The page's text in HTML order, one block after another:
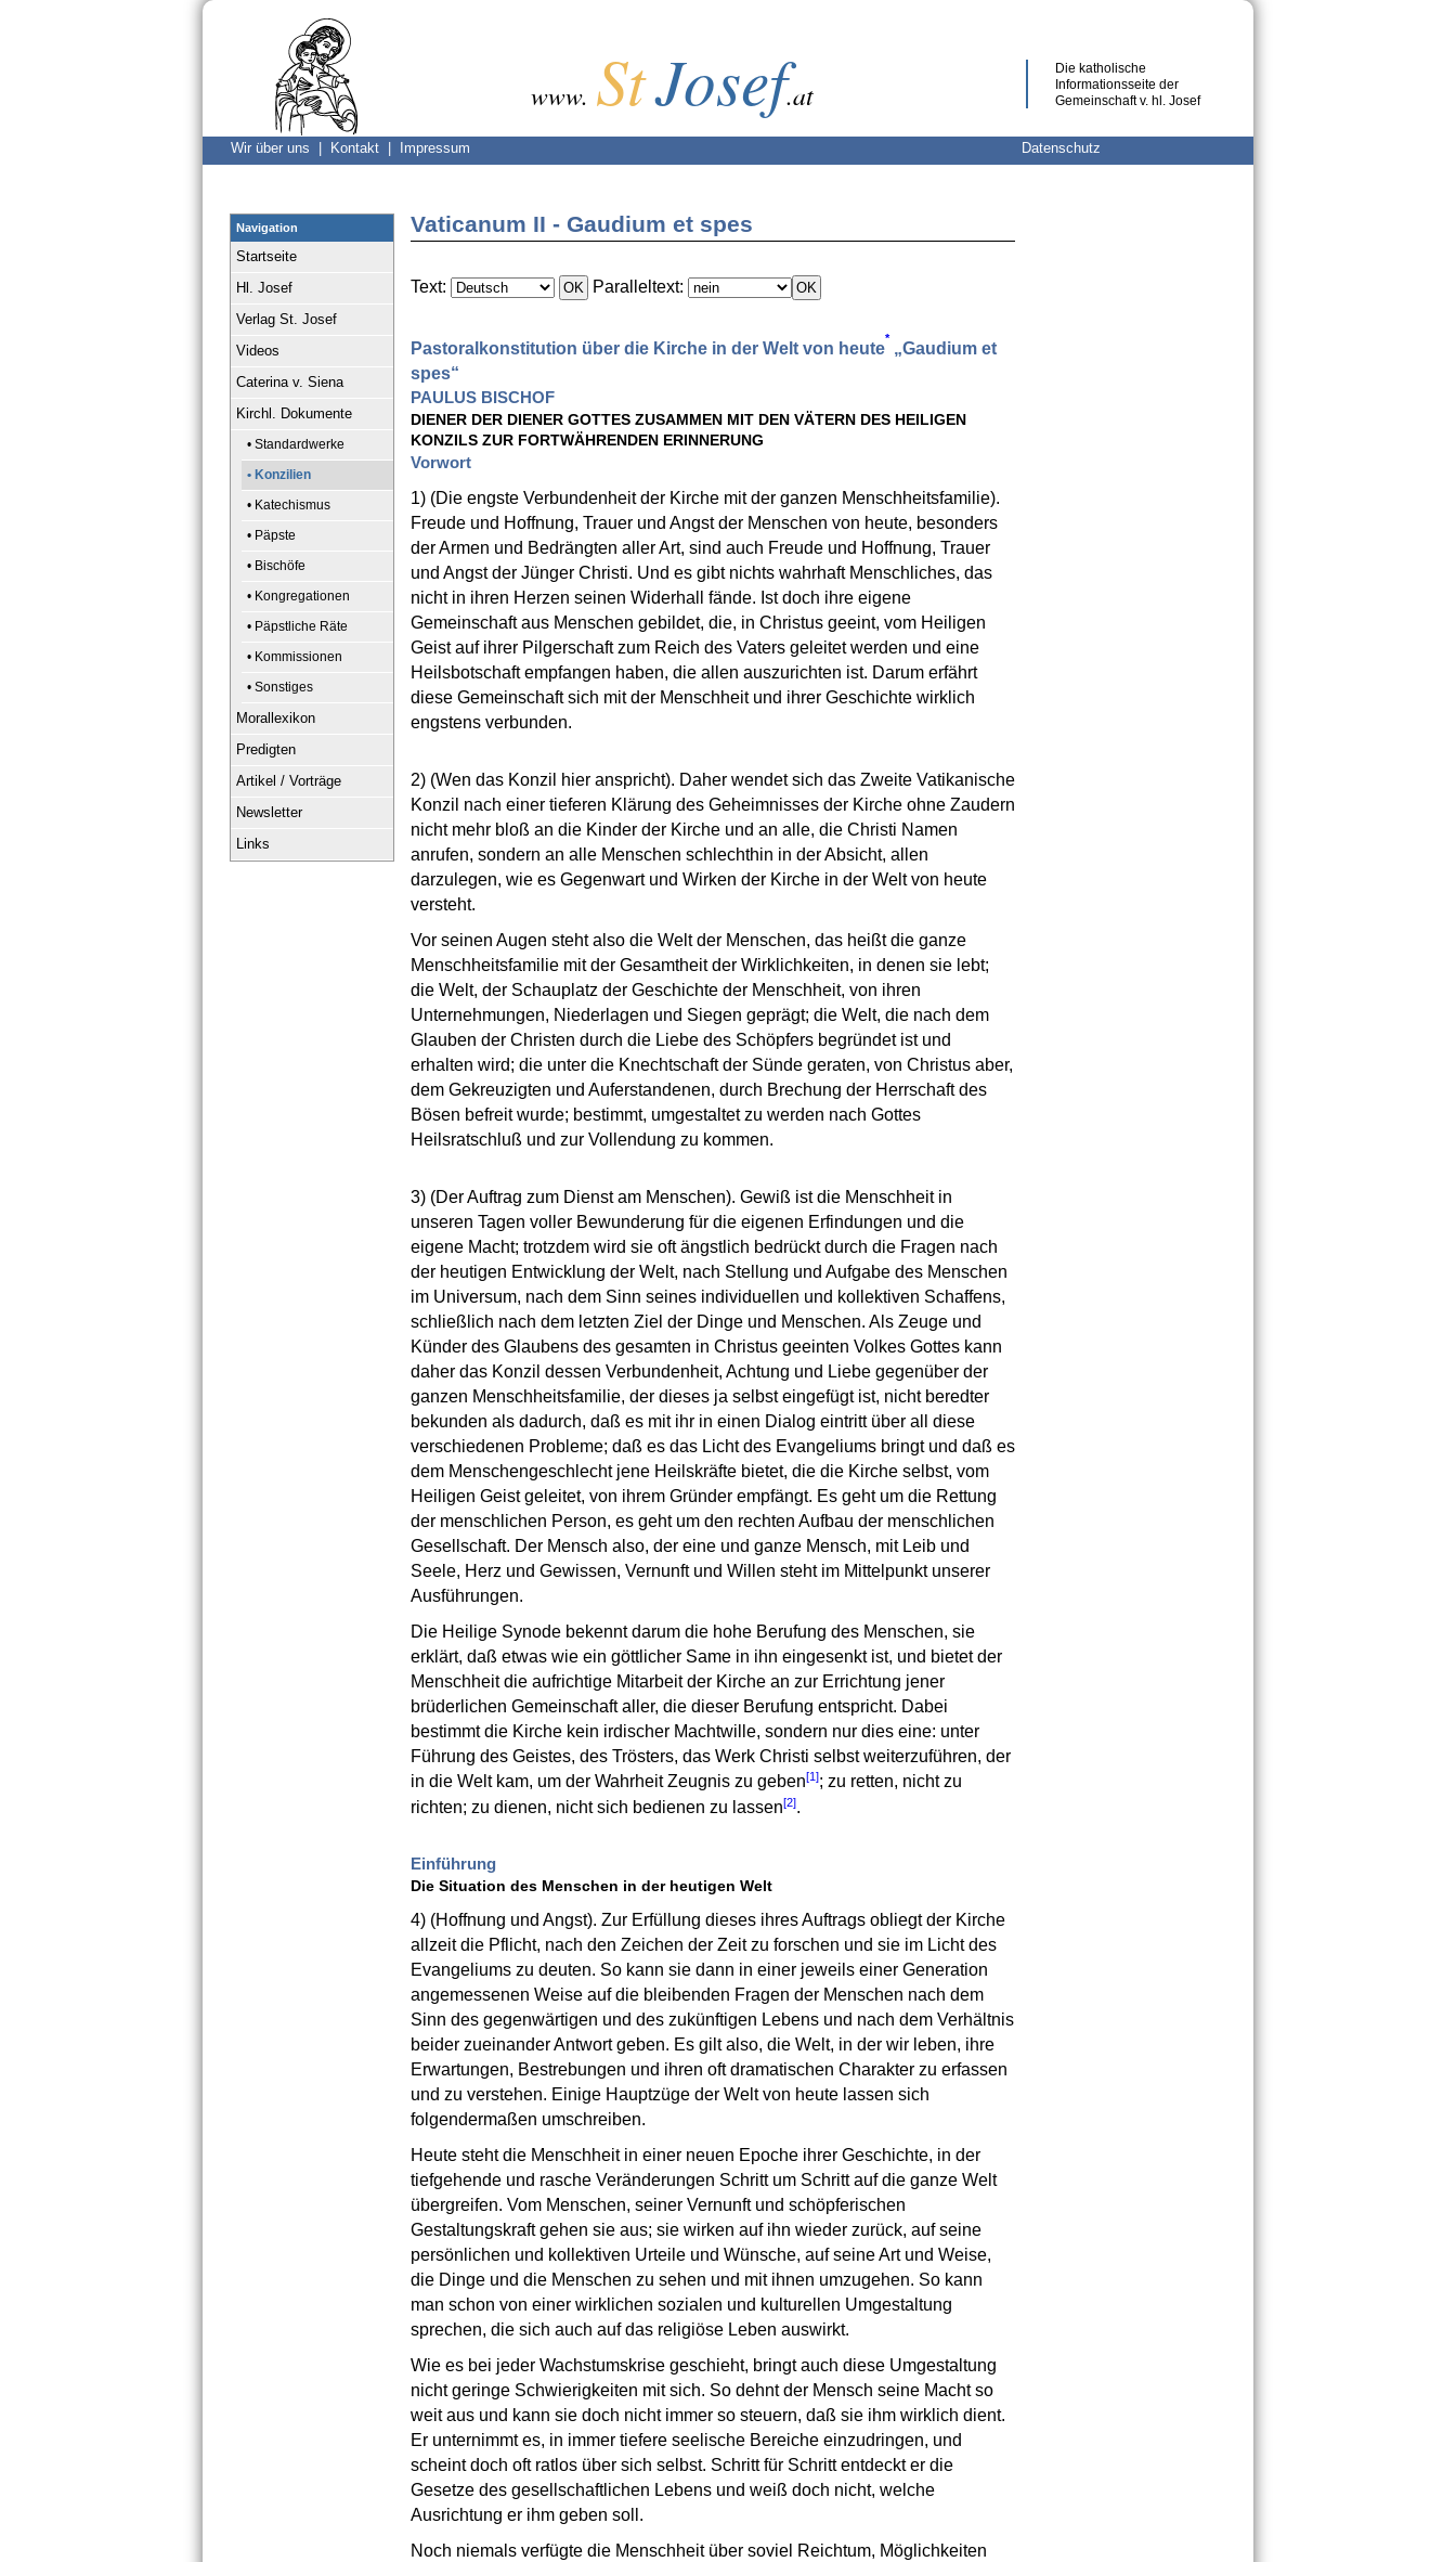
www. StJosef.at
Die katholische
Informationsseite der
Gemeinschaft v. hl. Josef
Wir über uns | Kontakt | Impressum Datenschutz
Navigation
Startseite
Hl. Josef
Verlag St. Josef
Videos
Caterina v. Siena
Kirchl. Dokumente
• Standardwerke
• Konzilien
• Katechismus
• Päpste
• Bischöfe
• Kongregationen
• Päpstliche Räte
• Kommissionen
• Sonstiges
Morallexikon
Predigten
Artikel / Vorträge
Newsletter
Links
Vaticanum II - Gaudium et spes
Text: Paralleltext:
Pastoralkonstitution über die Kirche in der Welt von heute
*
„Gaudium et
spes“
PAULUS BISCHOF
DIENER DER DIENER GOTTES ZUSAMMEN MIT DEN VÄTERN DES HEILIGEN
KONZILS ZUR FORTWÄHRENDEN ERINNERUNG
Vorwort
1) (Die engste Verbundenheit der Kirche mit der ganzen Menschheitsfamilie).
Freude und Hoffnung, Trauer und Angst der Menschen von heute, besonders
der Armen und Bedrängten aller Art, sind auch Freude und Hoffnung, Trauer
und Angst der Jünger Christi. Und es gibt nichts wahrhaft Menschliches, das
nicht in ihren Herzen seinen Widerhall fände. Ist doch ihre eigene
Gemeinschaft aus Menschen gebildet, die, in Christus geeint, vom Heiligen
Geist auf ihrer Pilgerschaft zum Reich des Vaters geleitet werden und eine
Heilsbotschaft empfangen haben, die allen auszurichten ist. Darum erfährt
diese Gemeinschaft sich mit der Menschheit und ihrer Geschichte wirklich
engstens verbunden.
2) (Wen das Konzil hier anspricht). Daher wendet sich das Zweite Vatikanische
Konzil nach einer tieferen Klärung des Geheimnisses der Kirche ohne Zaudern
nicht mehr bloß an die Kinder der Kirche und an alle, die Christi Namen
anrufen, sondern an alle Menschen schlechthin in der Absicht, allen
darzulegen, wie es Gegenwart und Wirken der Kirche in der Welt von heute
versteht.
Vor seinen Augen steht also die Welt der Menschen, das heißt die ganze
Menschheitsfamilie mit der Gesamtheit der Wirklichkeiten, in denen sie lebt;
die Welt, der Schauplatz der Geschichte der Menschheit, von ihren
Unternehmungen, Niederlagen und Siegen geprägt; die Welt, die nach dem
Glauben der Christen durch die Liebe des Schöpfers begründet ist und
erhalten wird; die unter die Knechtschaft der Sünde geraten, von Christus aber,
dem Gekreuzigten und Auferstandenen, durch Brechung der Herrschaft des
Bösen befreit wurde; bestimmt, umgestaltet zu werden nach Gottes
Heilsratschluß und zur Vollendung zu kommen.
3) (Der Auftrag zum Dienst am Menschen). Gewiß ist die Menschheit in
unseren Tagen voller Bewunderung für die eigenen Erfindungen und die
eigene Macht; trotzdem wird sie oft ängstlich bedrückt durch die Fragen nach
der heutigen Entwicklung der Welt, nach Stellung und Aufgabe des Menschen
im Universum, nach dem Sinn seines individuellen und kollektiven Schaffens,
schließlich nach dem letzten Ziel der Dinge und Menschen. Als Zeuge und
Künder des Glaubens des gesamten in Christus geeinten Volkes Gottes kann
daher das Konzil dessen Verbundenheit, Achtung und Liebe gegenüber der
ganzen Menschheitsfamilie, der dieses ja selbst eingefügt ist, nicht beredter
bekunden als dadurch, daß es mit ihr in einen Dialog eintritt über all diese
verschiedenen Probleme; daß es das Licht des Evangeliums bringt und daß es
dem Menschengeschlecht jene Heilskräfte bietet, die die Kirche selbst, vom
Heiligen Geist geleitet, von ihrem Gründer empfängt. Es geht um die Rettung
der menschlichen Person, es geht um den rechten Aufbau der menschlichen
Gesellschaft. Der Mensch also, der eine und ganze Mensch, mit Leib und
Seele, Herz und Gewissen, Vernunft und Willen steht im Mittelpunkt unserer
Ausführungen.
Die Heilige Synode bekennt darum die hohe Berufung des Menschen, sie
erklärt, daß etwas wie ein göttlicher Same in ihn eingesenkt ist, und bietet der
Menschheit die aufrichtige Mitarbeit der Kirche an zur Errichtung jener
brüderlichen Gemeinschaft aller, die dieser Berufung entspricht. Dabei
bestimmt die Kirche kein irdischer Machtwille, sondern nur dies eine: unter
Führung des Geistes, des Trösters, das Werk Christi selbst weiterzuführen, der
in die Welt kam, um der Wahrheit Zeugnis zu geben[1]; zu retten, nicht zu
richten; zu dienen, nicht sich bedienen zu lassen[2].
Einführung
Die Situation des Menschen in der heutigen Welt
4) (Hoffnung und Angst). Zur Erfüllung dieses ihres Auftrags obliegt der Kirche
allzeit die Pflicht, nach den Zeichen der Zeit zu forschen und sie im Licht des
Evangeliums zu deuten. So kann sie dann in einer jeweils einer Generation
angemessenen Weise auf die bleibenden Fragen der Menschen nach dem
Sinn des gegenwärtigen und des zukünftigen Lebens und nach dem Verhältnis
beider zueinander Antwort geben. Es gilt also, die Welt, in der wir leben, ihre
Erwartungen, Bestrebungen und ihren oft dramatischen Charakter zu erfassen
und zu verstehen. Einige Hauptzüge der Welt von heute lassen sich
folgendermaßen umschreiben.
Heute steht die Menschheit in einer neuen Epoche ihrer Geschichte, in der
tiefgehende und rasche Veränderungen Schritt um Schritt auf die ganze Welt
übergreifen. Vom Menschen, seiner Vernunft und schöpferischen
Gestaltungskraft gehen sie aus; sie wirken auf ihn wieder zurück, auf seine
persönlichen und kollektiven Urteile und Wünsche, auf seine Art und Weise,
die Dinge und die Menschen zu sehen und mit ihnen umzugehen. So kann
man schon von einer wirklichen sozialen und kulturellen Umgestaltung
sprechen, die sich auch auf das religiöse Leben auswirkt.
Wie es bei jeder Wachstumskrise geschieht, bringt auch diese Umgestaltung
nicht geringe Schwierigkeiten mit sich. So dehnt der Mensch seine Macht so
weit aus und kann sie doch nicht immer so steuern, daß sie ihm wirklich dient.
Er unternimmt es, in immer tiefere seelische Bereiche einzudringen, und
scheint doch oft ratlos über sich selbst. Schritt für Schritt entdeckt er die
Gesetze des gesellschaftlichen Lebens und weiß doch nicht, welche
Ausrichtung er ihm geben soll.
Noch niemals verfügte die Menschheit über soviel Reichtum, Möglichkeiten